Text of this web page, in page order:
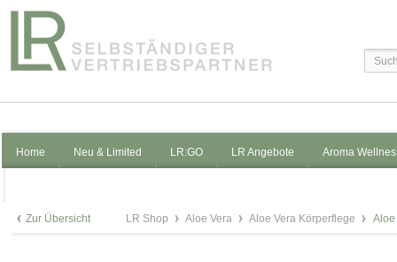
Home Neu & Limited LR:GO LR Angebote Aroma
Zur Übersicht LR Shop Aloe Vera Aloe Vera Körperflege Aloe